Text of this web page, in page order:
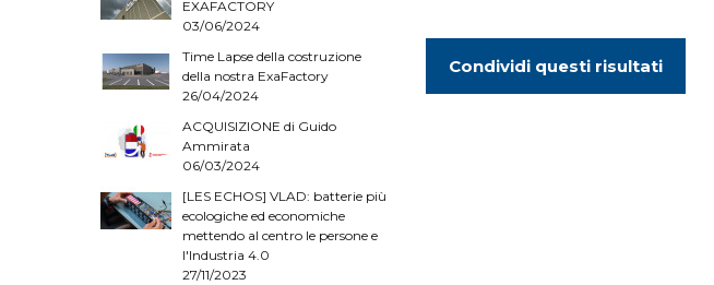
EXAFACTORY
03/06/2024
Time Lapse della costruzione
della nostra ExaFactory
26/04/2024
ACQUISIZIONE di Guido
Ammirata
06/03/2024
[LES ECHOS] VLAD: batterie più
ecologiche ed economiche
mettendo al centro le persone e
l'Industria 4.0
27/11/2023
Condividi questi risultati